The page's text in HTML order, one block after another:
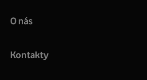
a vlastnosti vašeho zařízení, které
přípojky tedy měření přes Wi-Fi spíše
aby výsledek nebyl zkreslený.
O nás
Kontakty